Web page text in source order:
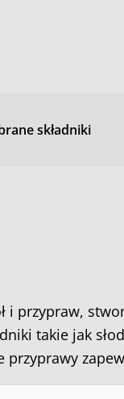
składniki
przypraw,
takie jak